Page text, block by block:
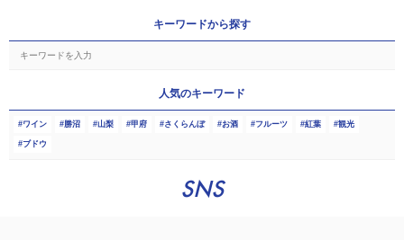
キーワードから探す
人気のキーワード
ワイン 勝沼 山梨 甲府 さくらんぼ お酒 フルーツ 紅葉 観光
ブドウ
SNS